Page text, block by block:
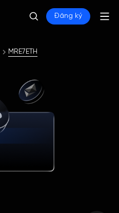
Đăng ký
MRE7ETH